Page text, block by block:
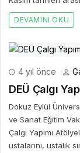
DEVAMINI OKU
4 yıl önce
DEÜ Çalgı
Dokuz Eylül
ve Sanat Eğitim
Çalgı Yapımı
ustalarını, ustalık